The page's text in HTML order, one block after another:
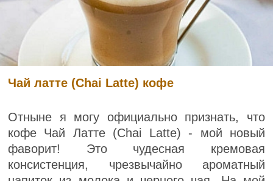
Чай латте (Chai Latte) кофе
Отныне я могу официально признать, что
кофе Чай Латте (Chai Latte) - мой новый
фаворит! Это чудесная кремовая
консистенция, чрезвычайно ароматный